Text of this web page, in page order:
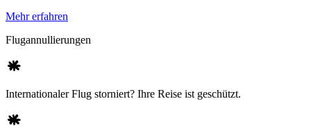
Mehr erfahren
Flugannullierungen
Internationaler Flug storniert? Ihre Reise ist geschützt.